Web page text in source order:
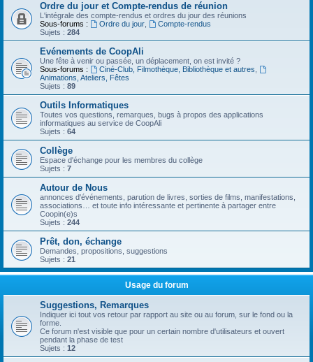
Ordre du jour et Compte-rendus de réunion
L'intégrale des compte-rendus et ordres du jour des réunions
Sous-forums :
Ordre du jour,
Compte-rendus
Sujets : 284
Evénements de CoopAli
Une fête à venir ou passée, un déplacement, on est invité ?
Sous-forums :
Ciné-Club, Filmothèque, Bibliothèque et autres
Animations, Ateliers, Fêtes
Sujets : 89
Outils Informatiques
Toutes vos questions, remarques, bugs à propos des applications
informatiques au service de CoopAli
Sujets : 64
Collège
Espace d'échange pour les membres du collège
Sujets : 7
Autour de Nous
annonces d'événements, parution de livres, sorties de films, manifestations,
associations… et toute info intéressante et pertinente à partager entre
Coopin(e)s
Sujets : 244
Prêt, don, échange
Demandes, propositions, suggestions
Sujets : 21
Usage du forum
Suggestions, Remarques
Indiquer ici tout vos retour par rapport au site ou au forum, sur le fond ou la
forme.
Ce forum n'est visible que pour un certain nombre d'utilisateurs et ouvert
pendant la phase de test
Sujets : 12